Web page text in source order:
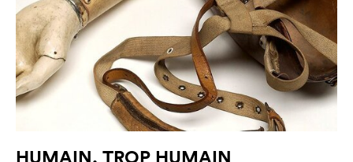
HUMAIN, TROP HUMAIN